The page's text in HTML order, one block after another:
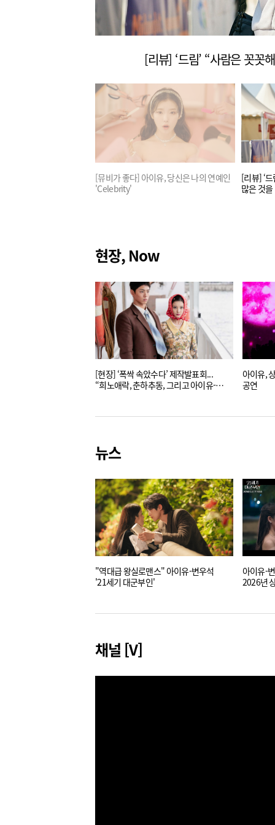
[뮤비가 좋다] 아이유, 당신은 나의 연예인
'Celebrity'
[리뷰] ‘
많은 것
현장, Now
[현장] ‘폭싹 속았수다’ 제작발표회...
“희노애락, 춘하추동, 그리고 아이유-
아이유,
공연
뉴스
"역대급 왕실로맨스" 아이유-변우석
'21세기 대군부인'
아이유-
2026년
채널 [V]